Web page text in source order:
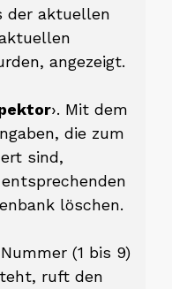
der aktuellen
angezeigt.
›. Mit dem
die zum
sind,
löschen.
(1 bis 9)
ruft den